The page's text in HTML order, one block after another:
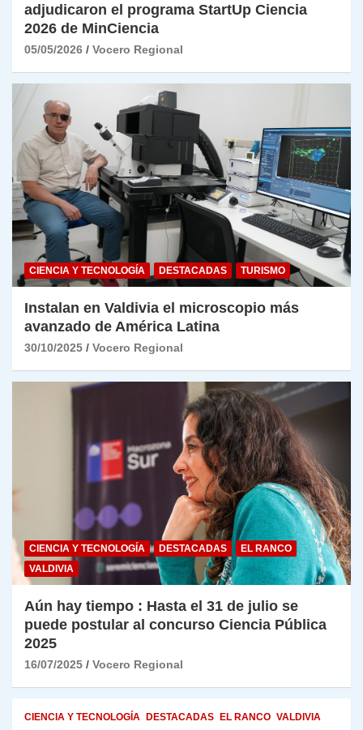
adjudicaron el programa StartUp Ciencia
2026 de MinCiencia
05/05/2026 Vocero Regional
CIENCIA Y TECNOLOGÍA DESTACADAS TURISMO
Instalan en Valdivia el microscopio más
avanzado de América Latina
30/10/2025 Vocero Regional
CIENCIA Y TECNOLOGÍA DESTACADAS
EL RANCO
VALDIVIA
Aún hay tiempo : Hasta el 31 de julio se
puede postular al concurso Ciencia Pública
2025
16/07/2025 Vocero Regional
CIENCIA Y TECNOLOGÍA DESTACADAS EL RANCO VALDIVIA